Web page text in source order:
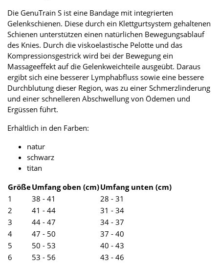
Die GenuTrain S ist eine Bandage mit integrierten
Gelenkschienen. Diese durch ein Klettgurtsystem gehaltenen
Schienen unterstützen einen natürlichen Bewegungsablauf
des Knies. Durch die viskoelastische Pelotte und das
Kompressionsgestrick wird bei der Bewegung ein
Massageeffekt auf die Gelenkweichteile ausgeübt. Daraus
ergibt sich eine besserer Lymphabfluss sowie eine bessere
Durchblutung dieser Region, was zu einer Schmerzlinderung
und einer schnelleren Abschwellung von Ödemen und
Ergüssen führt.
Erhältlich in den Farben:
natur
schwarz
titan
GrößeUmfang oben (cm)Umfang unten (cm)
1
38 - 41
28 - 31
2
41 - 44
31 - 34
3
44 - 47
34 - 37
4
47 - 50
37 - 40
5
50 - 53
40 - 43
6
53 - 56
43 - 46